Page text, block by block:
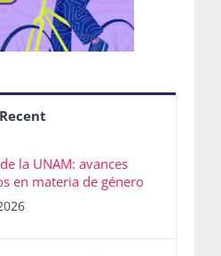
Recent
la UNAM: avances
en materia de género